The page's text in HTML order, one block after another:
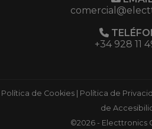
+34 928 11
Política de Cookies Política de
de
©2026 - Electtronics